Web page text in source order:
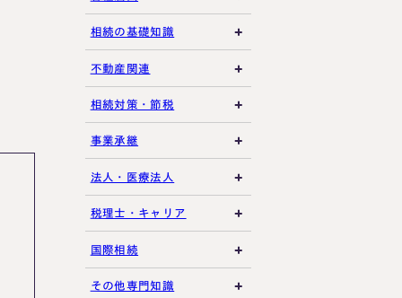
その他贈与関連
遺留分
遺産分割
相続登記・名義変更
相続放棄・限定承認
相続手続き全般
税金の納付
死亡届・届出関連
延納・物納
相続の基礎知識
法定相続人・法定相続
分
相続財産
特別縁故者
特別受益・寄与分
不動産関連
建物・マンション評価
土地の評価
借地権・貸家
その他不動産
相続対策・節税
養子縁組・家族信託
生命保険活用
小規模企業共済
不動産活用
その他の相続対策
事業承継
非上場株式評価
自己株式・株式取得
種類株式・名義株
役員関連
法人・医療法人
社団法人
合同会社・持分会社
医療法人
税理士・キャリア
税理士選び・相談
税理士試験
国際相続
米国関連
その他専門知識